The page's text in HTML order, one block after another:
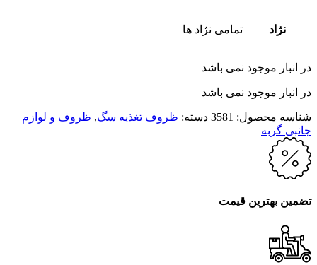
نژاد تمامی نژاد ها
در انبار موجود نمی باشد
در انبار موجود نمی باشد
شناسه محصول: 3581 دسته: ظروف تغذیه سگ, ظروف و لوازم
جانبی گربه
تضمین بهترین قیمت